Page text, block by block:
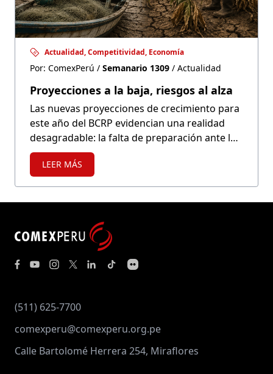
Actualidad, Competitividad, Economía
Por: ComexPerú / Semanario 1309 / Actualidad
Proyecciones a la baja, riesgos al alza
Las nuevas proyecciones de crecimiento para
este año del BCRP evidencian una realidad
desagradable: la falta de preparación ante los
efectos del fenómeno de El Niño Costero y
Global tendría severas repercusiones en el
sector primario. Con excepción de la minería,
LEER MÁS
(511) 625-7700
comexperu@comexperu.org.pe
Calle Bartolomé Herrera 254, Miraflores